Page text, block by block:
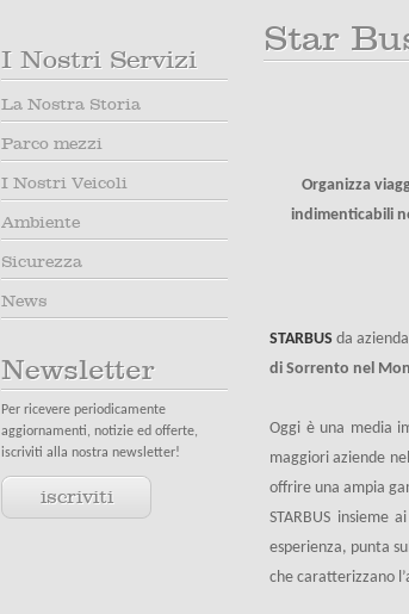
Star
Organizza
indimenticabili
STARBUS da
di Sorrento nel
Oggi è una media
maggiori aziende
offrire una ampia
STARBUS insieme
esperienza, punta
che caratterizzano
I Nostri Servizi
La Nostra Storia
Parco mezzi
I Nostri Veicoli
Ambiente
Sicurezza
News
Per ricevere periodicamente
aggiornamenti, notizie ed offerte,
iscriviti alla nostra newsletter!
iscriviti